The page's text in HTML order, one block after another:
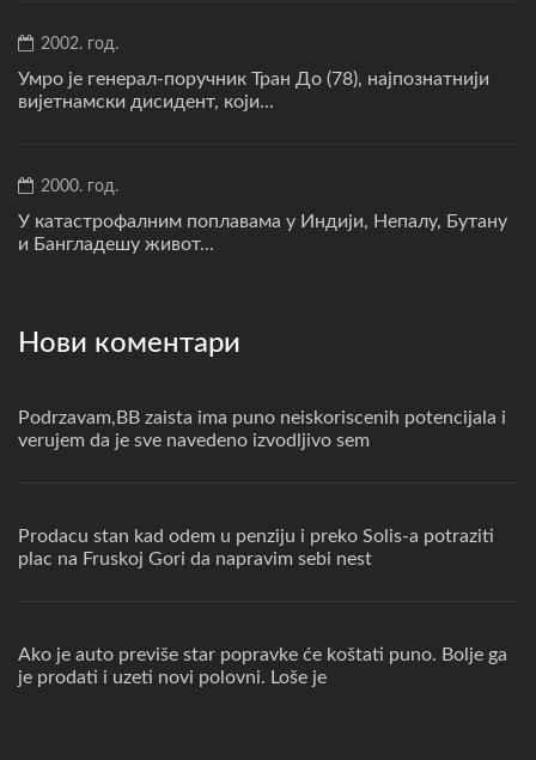
2002. год.
Умро је генерал-поручник Тран До (78), најпознатнији
вијетнамски дисидент, који...
2000. год.
У катастрофалним поплавама у Индији, Непалу, Бутану
и Бангладешу живот...
Нови коментари
Podrzavam,BB zaista ima puno neiskoriscenih potencijala i
verujem da je sve navedeno izvodljivo sem
Prodacu stan kad odem u penziju i preko Solis-a potraziti
plac na Fruskoj Gori da napravim sebi nest
Ako je auto previše star popravke će koštati puno. Bolje ga
je prodati i uzeti novi polovni. Loše je